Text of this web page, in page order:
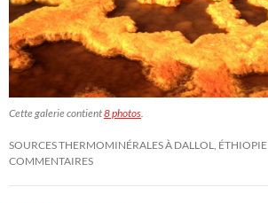
Cette galerie contient8 photos.
SOURCES THERMOMINÉRALES À DALLOL, ÉTHIOPIE
COMMENTAIRES